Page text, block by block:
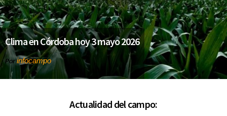
Clima en Córdoba hoy 3 mayo 2026
Porinfocampo
Actualidad del campo: